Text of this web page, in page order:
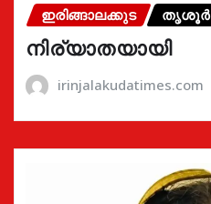
ഇരിങ്ങാലക്കുട തൃശൂർ
നിര്യാതയായി
irinjalakudatimes.com